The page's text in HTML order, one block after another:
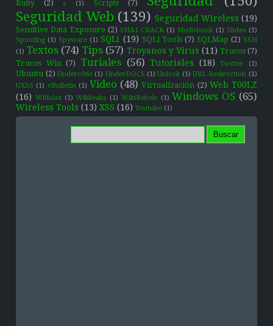
Ruby
(2) s (1) Scripts (7)
Seguridad Web (139) Seguridad Wireless (19)
Sensitive Data Exposure (2) SHA1 CRACK (1) Shellshock (1) Slides (1)
Spoofing (1) Spyware (1) SQLi (19) SQLi Tools (7) SQLMap (2) SSH
(1) Textos (74) Tips (57) Troyanos y Virus (11) Trucos (7)
Trucos Win (7) Turiales (56) Tutoriales (18) Twitter (1)
Ubuntu (2) Underc0de (1) UnderDOCS (1) Unlock (1) URL Redirection (1)
UXSS (1) vBulletin (1) Video (48) Virtualización (2) Web T00LZ
(16) Wifislax (1) Wikileaks (1) WikiRebels (1) Windows OS (65)
Wireless Tools (13) XSS (16) Youtube (1)